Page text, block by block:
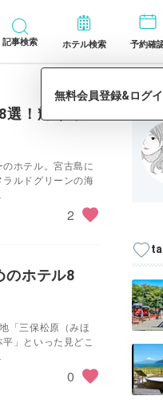
記事検索 ホテル検索 予約確
！輝く海に
ホテル。宮古島に
ルドグリーンの海
2
のホテル8
「三保松原（みほ
」といった見どこ
0